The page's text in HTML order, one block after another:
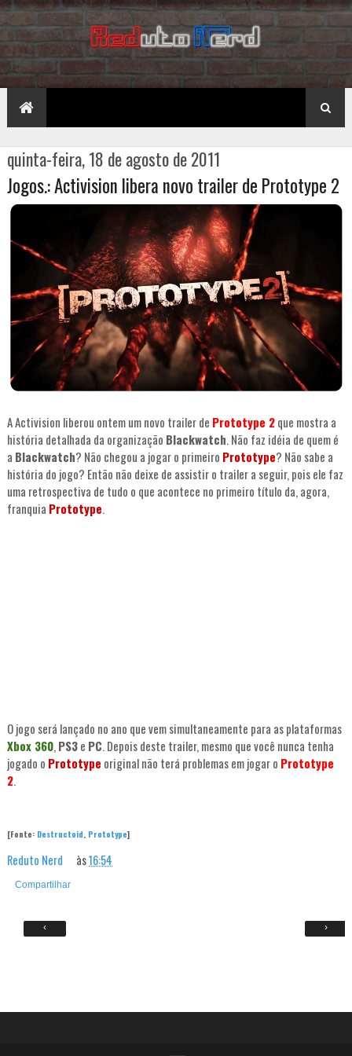
quinta-feira, 18 de agosto de 2011
Jogos.: Activision libera novo trailer de Prototype 2
A Activision liberou ontem um novo trailer de Prototype 2que mostra a
história detalhada da organização Blackwatch. Não faz idéia de quem é
a Blackwatch? Não chegou a jogar o primeiro Prototype? Não sabe a
história do jogo? Então não deixe de assistir o trailer a seguir, pois ele faz
uma retrospectiva de tudo o que acontece no primeiro título da, agora,
franquia Prototype.
O jogo será lançado no ano que vem simultaneamente para as plataformas
Xbox 360, PS3e PC. Depois deste trailer, mesmo que você nunca tenha
jogado o Prototype original não terá problemas em jogar o Prototype
2.
[Fonte: Destructoid Prototype]
Reduto Nerd às16:54
Compartilhar
‹ ›